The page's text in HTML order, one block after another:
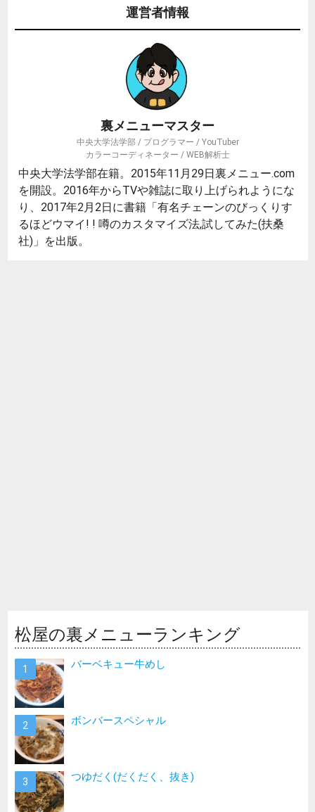
運営者情報
裏メニューマスター
中央大学法学部 / プログラマー / YouTuber
カラーコーディネーター / WEB解析士
中央大学法学部在籍。2015年11月29日裏メニュー.com
を開設。2016年からTVや雑誌に取り上げられようにな
り、2017年2月2日に書籍「有名チェーンのびっくりす
るほどウマイ! ! 噂のカスタマイズ法,試してみた(扶桑
社)」を出版。
松屋の裏メニューランキング
バーベキュー牛めし
ボンバースペシャル
つゆだく(だくだく、抜き)